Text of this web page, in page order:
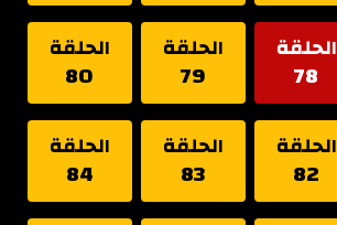
الحلقة
78
الحلقة
79
الحلقة
80
الحلقة
82
الحلقة
83
الحلقة
84